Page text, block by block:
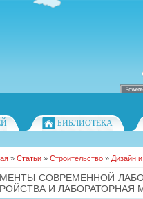
БИБЛИОТЕКА
» Статьи » Строительство » Дизайн
СОВРЕМЕННОЙ
И ЛАБОРАТОРНАЯ